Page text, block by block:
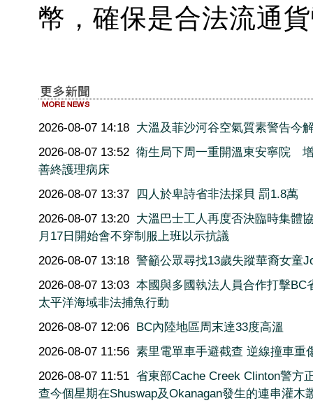
幣，確保是合法流通
2026-08-07 14:18 大溫及菲沙河谷空氣質素警告
2026-08-07 13:52 衛生局下周一重開溫東安寧院
善終護理病床
2026-08-07 13:37 四人於卑詩省非法採貝 罰1.8萬
2026-08-07 13:20 大溫巴士工人再度否決臨時集體
月17日開始會不穿制服上班以示抗議
2026-08-07 13:18 警籲公眾尋找13歲失蹤華裔女童
2026-08-07 13:03 本國與多國執法人員合作打擊BC
太平洋海域非法捕魚行動
2026-08-07 12:06 BC內陸地區周末達33度高溫
2026-08-07 11:56 素里電單車手避截查 逆線撞車重
2026-08-07 11:51 省東部Cache Creek Clinton警方
查今個星期在Shuswap及Okanagan發生的連串灌木